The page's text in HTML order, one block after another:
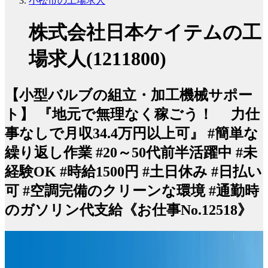
株式会社日本ケイテムの工
場求人(1211800)
【小型バルブの組立・加工機械サポー
ト】 『地元で無理なく稼ごう！ 力仕
事なしで月収34.4万円以上可』 #簡単な
繰り返し作業 #20～50代前半活躍中 #未
経験OK #時給1500円 #土日休み #日払い
可 #空調完備のクリーンな環境 #通勤時
のガソリン代支給《お仕事No.12518》